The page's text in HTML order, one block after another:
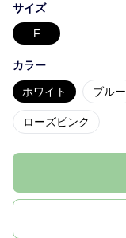
サイズ
F
カラー
ホワイト ブルー
ローズピンク